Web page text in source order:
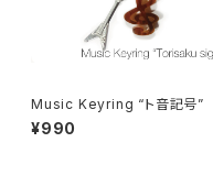
Music Keyring “ト音記号”
¥990